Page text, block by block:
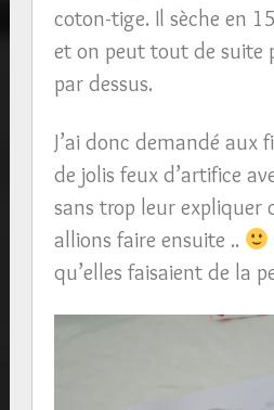
coton-tige. Il sèche en
et on peut tout de suite
par dessus.
J’ai donc demandé aux
de jolis feux d’artifice
sans trop leur expliquer
allions faire ensuite ..
qu’elles faisaient de la